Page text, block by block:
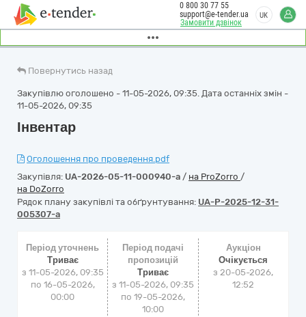
Замовити дзвінок
0 800 30 77 55
support@e-tender.ua
UK
Повернутись назад
Закупівлю оголошено - 11-05-2026, 09:35. Дата останніх змін -
11-05-2026, 09:35
Інвентар
Оголошення про проведення.pdf
Закупівля: UA-2026-05-11-000940-a / на ProZorro /
на DoZorro
Рядок плану закупівлі та обґрунтування: UA-P-2025-12-31-
005307-a
Період уточнень
Триває
з 11-05-2026, 09:35
по 16-05-2026,
00:00
Період подачі
пропозицій
Триває
з 11-05-2026, 09:35
по 19-05-2026,
10:00
Аукціон
Очікується
з20-05-2026,
12:52